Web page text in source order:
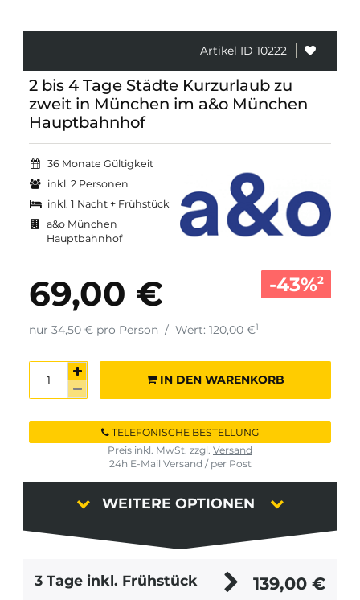
Artikel ID 10222
2 bis 4 Tage Städte Kurzurlaub zu
zweit in München im a&o München
Hauptbahnhof
36 Monate Gültigkeit
inkl. 2 Personen
inkl. 1 Nacht + Frühstück
a&o München
Hauptbahnhof
69,00 € -43%2
nur 34,50 € pro Person / Wert: 120,00 €1
IN DEN WARENKORB
TELEFONISCHE BESTELLUNG
Preis inkl. MwSt. zzgl. Versand
24h E-Mail Versand / per Post
WEITERE OPTIONEN
3 Tage inkl. Frühstück 139,00 €